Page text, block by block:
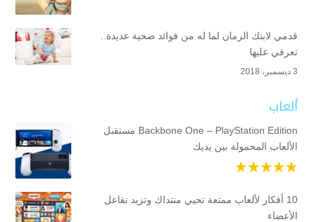
قدمي لابنك الرمان لما له من فوائد صحية عديدة..
تعرفي عليها
3 ديسمبر، 2018
ألعاب
Backbone One – PlayStation Edition مستقبل
الألعاب المحمولة بين يديك
10 أفكار لألعاب ممتعة تحيي منتداك وتزيد تفاعل
الأعضاء